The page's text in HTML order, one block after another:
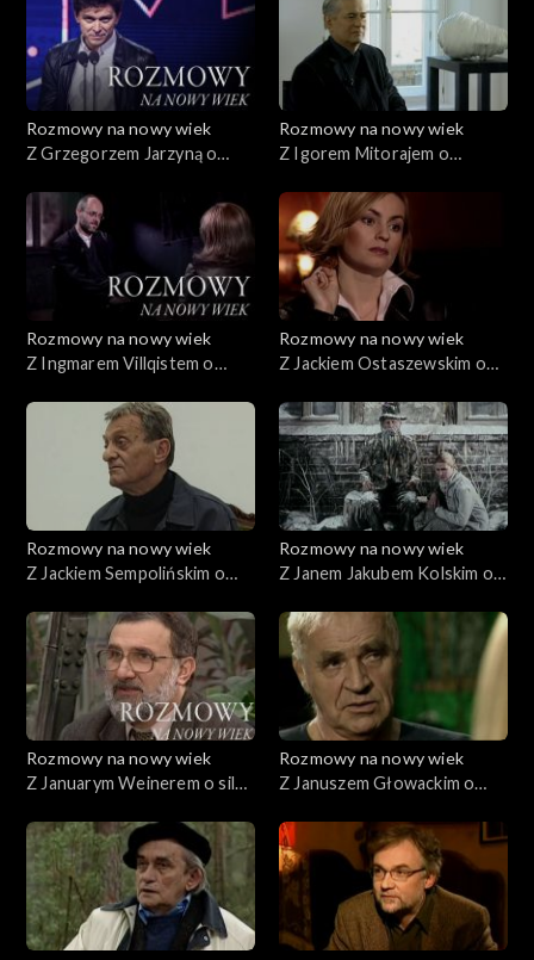
Rozmowy na nowy wiek
Z Grzegorzem Jarzyną o
Rozmowy na nowy wiek
Z Igorem Mitorajem o
Rozmowy na nowy wiek
Z Ingmarem Villqistem o
Rozmowy na nowy wiek
Z Jackiem Ostaszewskim o
Rozmowy na nowy wiek
Z Jackiem Sempolińskim o
Rozmowy na nowy wiek
Z Janem Jakubem Kolskim o
Rozmowy na nowy wiek
Z Januarym Weinerem o sile
Rozmowy na nowy wiek
Z Januszem Głowackim o